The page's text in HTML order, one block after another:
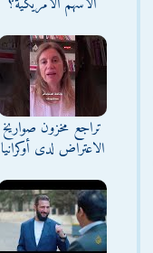
تراجع مخزون صواريخ
الاعتراض لدى أوكرانيا